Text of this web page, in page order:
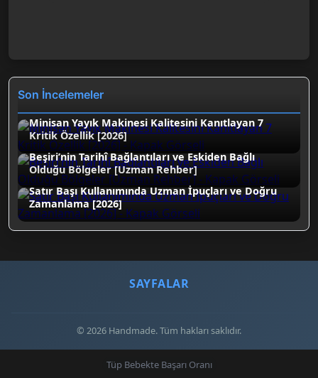
Son İncelemeler
Minisan Yayık Makinesi Kalitesini Kanıtlayan 7
Kritik Özellik [2026]
Beşiri’nin Tarihî Bağlantıları ve Eskiden Bağlı
Olduğu Bölgeler [Uzman Rehber]
Satır Başı Kullanımında Uzman İpuçları ve Doğru
Zamanlama [2026]
SAYFALAR
© 2026 Handmade. Tüm hakları saklıdır.
Tüp Bebekte Başarı Oranı